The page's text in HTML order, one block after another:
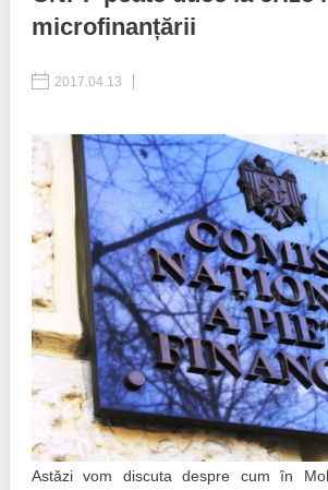
Inițiative desfășurate
Manual de proceduri
Note & poziții​
Organigrama IDIS
Anunțuri
Consiliul consulativ internațional IDIS
Politici regionale
Bunele practici
Laborator sociometric
Transparența guvernării locale
People Watch
Proces democratic
Agenda Națională de Business
Puterea hibridă
15 minute de realism economic
microfinanțării
2017.04.13
Astăzi vom discuta despre cum în